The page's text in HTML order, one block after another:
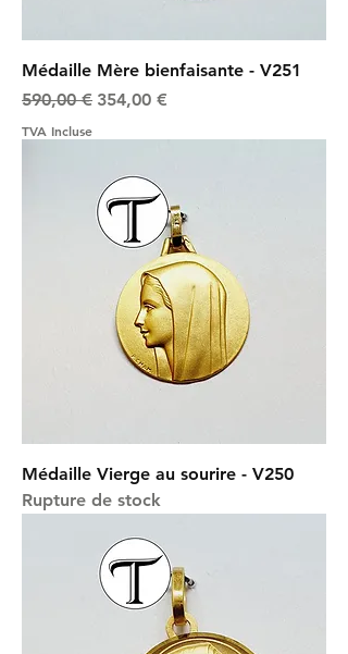
Médaille Mère bienfaisante - V251
Prix original
590,00 € Prix promotionnel
354,00 €
TVA Incluse
Médaille Vierge au sourire - V250
Rupture de stock